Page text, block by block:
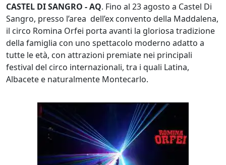
CASTEL DI SANGRO - AQ. Fino al 23 agosto a Castel Di
Sangro, presso l’area dell’ex convento della Maddalena,
il circo Romina Orfei porta avanti la gloriosa tradizione
della famiglia con uno spettacolo moderno adatto a
tutte le età, con attrazioni premiate nei principali
festival del circo internazionali, tra i quali Latina,
Albacete e naturalmente Montecarlo.